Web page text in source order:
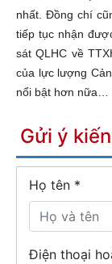
nhất. Đồng chí
tiếp tục nhận
sát QLHC về
của lực lượng
nổi bật hơn
Gửi ý
Họ tên *
Điện thoại